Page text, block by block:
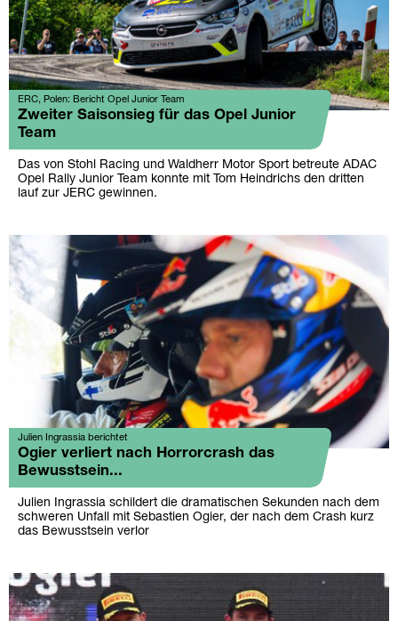
ERC, Polen: Bericht Opel Junior Team
Zweiter Saisonsieg für das Opel Junior
Team
Das von Stohl Racing und Waldherr Motor Sport betreute ADAC
Opel Rally Junior Team konnte mit Tom Heindrichs den dritten
lauf zur JERC gewinnen.
Julien Ingrassia berichtet
Ogier verliert nach Horrorcrash das
Bewusstsein...
Julien Ingrassia schildert die dramatischen Sekunden nach dem
schweren Unfall mit Sebastien Ogier, der nach dem Crash kurz
das Bewusstsein verlor